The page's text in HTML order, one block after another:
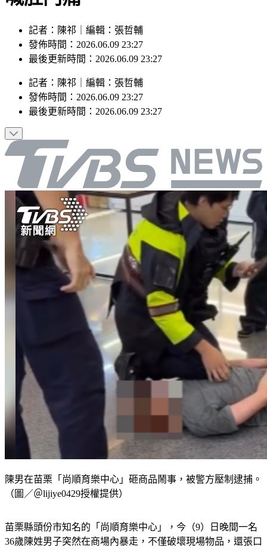
發佈時間：2026.06.09 23:27
最後更新時間：2026.06.09 23:27
發佈時間： 2026.06.09 23:27
最後更新時間：2026.06.09 23:27
（圖／＠lijiye0429授權提供）
36歲陳姓男子突然在商場內暴走，不僅破壞現場物品，還張口
大咬上前勸阻的商場員工，現場一片混亂。警方獲報後火速趕